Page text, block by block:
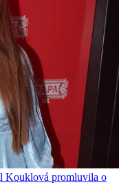
Kouklová promluvila o